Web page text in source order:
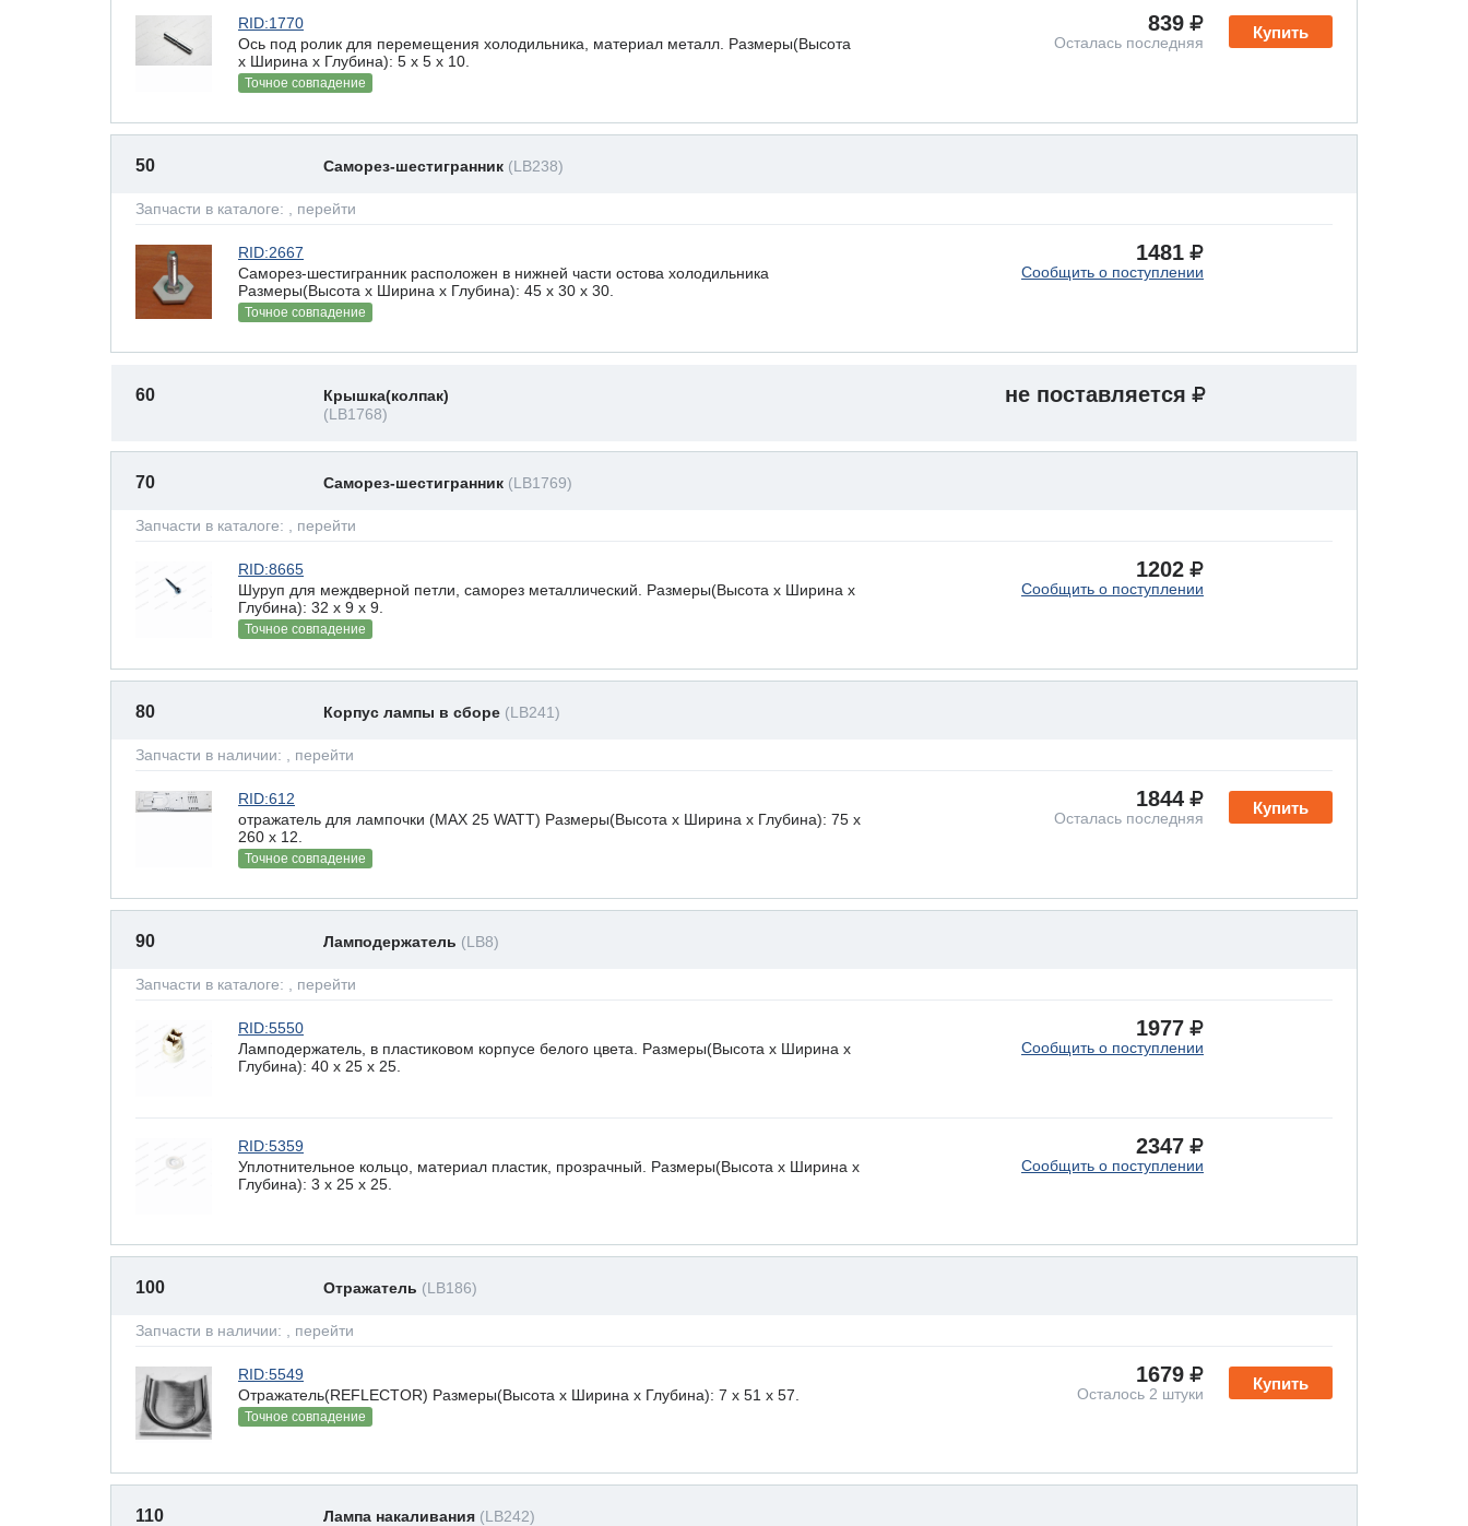
Купить
RID:1770
Ось под ролик для перемещения холодильника, материал металл. Размеры(Высота
х Ширина х Глубина): 5 x 5 х 10.
Точное совпадение
839
Осталась последняя
50 Саморез-шестигранник (LB238)
Запчасти в каталоге: , перейти
RID:2667
Саморез-шестигранник расположен в нижней части остова холодильника
Размеры(Высота х Ширина х Глубина): 45 x 30 х 30.
Точное совпадение
1481
Сообщить о поступлении
60
Крышка(колпак)
(LB1768)
не поставляется
70 Саморез-шестигранник (LB1769)
Запчасти в каталоге: , перейти
RID:8665
Шуруп для междверной петли, саморез металлический. Размеры(Высота х Ширина х
Глубина): 32 x 9 х 9.
Точное совпадение
1202
Сообщить о поступлении
80 Корпус лампы в сборе (LB241)
Запчасти в наличии: , перейти
Купить
RID:612
отражатель для лампочки (MAX 25 WATT) Размеры(Высота х Ширина х Глубина): 75 x
260 х 12.
Точное совпадение
1844
Осталась последняя
90 Ламподержатель (LB8)
Запчасти в каталоге: , перейти
RID:5550
Ламподержатель, в пластиковом корпусе белого цвета. Размеры(Высота х Ширина х
Глубина): 40 x 25 х 25.
1977
Сообщить о поступлении
RID:5359
Уплотнительное кольцо, материал пластик, прозрачный. Размеры(Высота х Ширина х
Глубина): 3 x 25 х 25.
2347
Сообщить о поступлении
100 Отражатель (LB186)
Запчасти в наличии: , перейти
Купить
RID:5549
Отражатель(REFLECTOR) Размеры(Высота х Ширина х Глубина): 7 x 51 х 57.
Точное совпадение
1679
Осталось 2 штуки
110 Лампа накаливания (LB242)